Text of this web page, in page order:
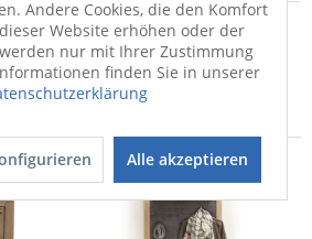
zum Hersteller...
Andere Cookies, die den Komfort
Website erhöhen oder der
nur mit Ihrer Zustimmung
finden Sie in unserer
Alle akzeptieren